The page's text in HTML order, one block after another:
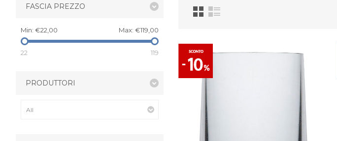
FASCIA PREZZO
Min: €22,00 Max: €119,00
22 119
PRODUTTORI